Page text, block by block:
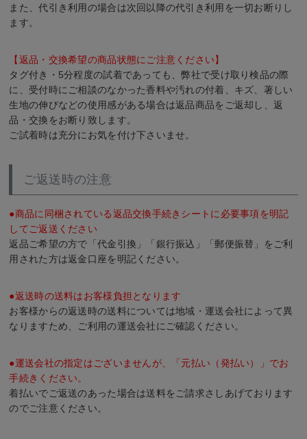
また、代引き利用の場合は次回以降の代引き利用を一切お断りし
ます。
【返品・交換希望の商品状態にご注意ください】
タグ付き・5分程度の試着であっても、弊社で受け取り検品の際
に、受付時にご相談のなかった香料や汚れの付着、キズ、著しい
生地の伸びなどの使用感がある場合は返品商品をご返却し、返
品・交換をお断り致します。
ご試着時は充分にお気を付け下さいませ。
ご返送時の注意
●商品に同梱されている返品交換手続きシートに必要事項を明記
してご返送ください
返品ご希望の方で「代金引換」「銀行振込」「郵便振替」をご利
用された方は返金口座を明記ください。
●返送時の送料はお客様負担となります
お客様からの返送時の送料については地域・運送会社によって異
なりますため、ご利用の運送会社にご確認ください。
●運送会社の指定はございませんが、「元払い（発払い）」でお
手続きください。
着払いでご返送のあった場合は送料をご請求さしあげております
のでご注意ください。